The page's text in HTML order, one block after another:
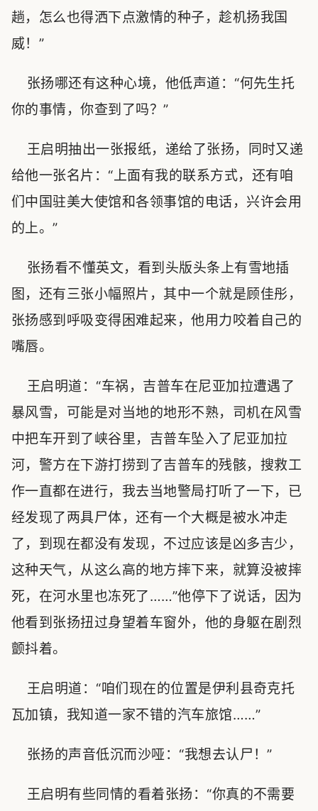
趟，怎么也得洒下点激情的种子，趁机扬我国
威！”
张扬哪还有这种心境，他低声道：“何先生托
你的事情，你查到了吗？”
王启明抽出一张报纸，递给了张扬，同时又递
给他一张名片：“上面有我的联系方式，还有咱
们中国驻美大使馆和各领事馆的电话，兴许会用
的上。”
张扬看不懂英文，看到头版头条上有雪地插
图，还有三张小幅照片，其中一个就是顾佳彤，
张扬感到呼吸变得困难起来，他用力咬着自己的
嘴唇。
王启明道：“车祸，吉普车在尼亚加拉遭遇了
暴风雪，可能是对当地的地形不熟，司机在风雪
中把车开到了峡谷里，吉普车坠入了尼亚加拉
河，警方在下游打捞到了吉普车的残骸，搜救工
作一直都在进行，我去当地警局打听了一下，已
经发现了两具尸体，还有一个大概是被水冲走
了，到现在都没有发现，不过应该是凶多吉少，
这种天气，从这么高的地方摔下来，就算没被摔
死，在河水里也冻死了……”他停下了说话，因为
他看到张扬扭过身望着车窗外，他的身躯在剧烈
颤抖着。
王启明道：“咱们现在的位置是伊利县奇克托
瓦加镇，我知道一家不错的汽车旅馆……”
张扬的声音低沉而沙哑：“我想去认尸！”
王启明有些同情的看着张扬：“你真的不需要